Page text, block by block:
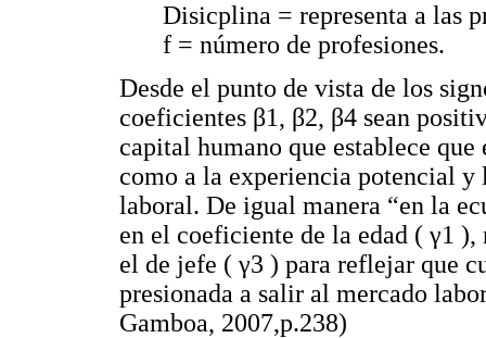
Disicplina = representa a las
f = número de profesiones.
Desde el punto de vista de los
coeficientes β1, β2, β4 sean
capital humano que establece
como a la experiencia potencial y
laboral. De igual manera “en la
en el coeficiente de la edad ( γ1
el de jefe ( γ3 ) para reflejar que
presionada a salir al mercado
Gamboa, 2007,p.238)